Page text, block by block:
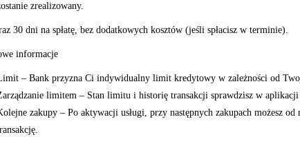
zrealizowany.
30 dni na spłatę, bez dodatkowych kosztów (jeśli spłacisz w terminie).
informacje
– Bank przyzna Ci indywidualny limit kredytowy w zależności od
limitem – Stan limitu i historię transakcji sprawdzisz w
zakupy – Po aktywacji usługi, przy następnych zakupach możesz